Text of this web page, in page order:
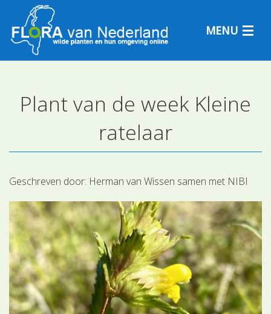
MENU
Plantensoorten
Determineren
Plant van de week Kleine
ratelaar
Geschreven door: Herman van Wissen samen met NIBI